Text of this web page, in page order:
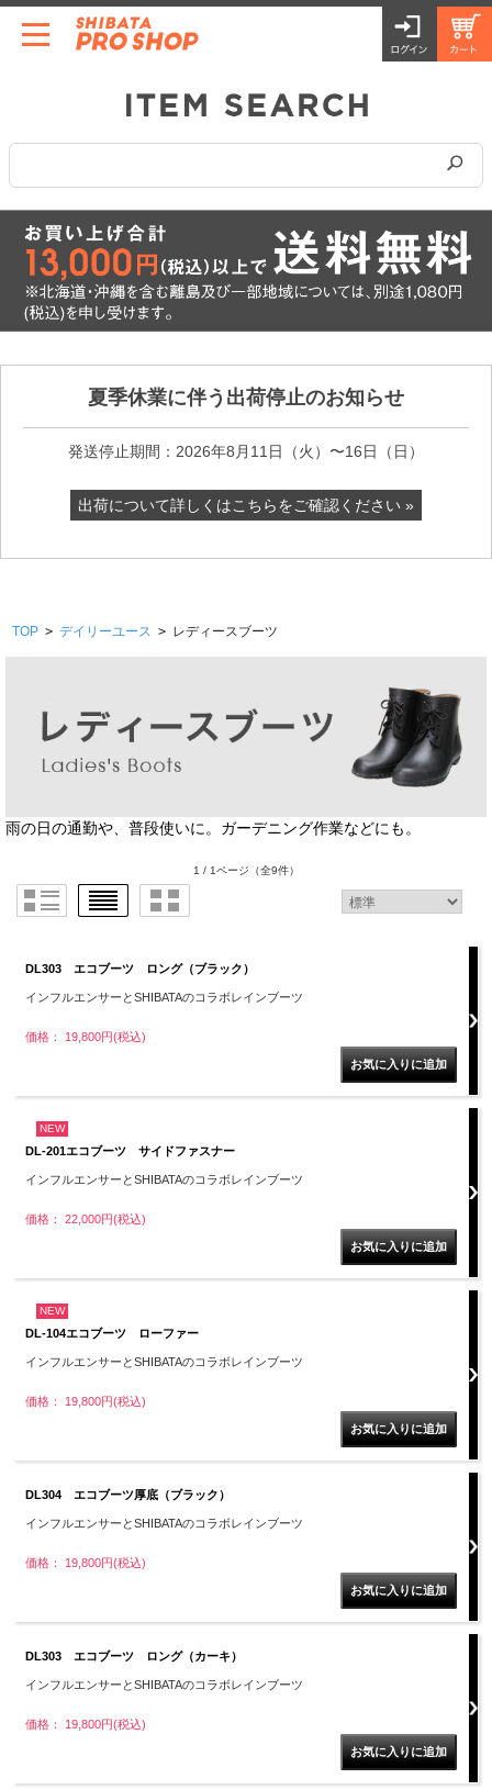
夏季休業に伴う出荷停止のお知らせ
発送停止期間：2026年8月11日（火）〜16日（日）
出荷について詳しくはこちらをご確認ください »
TOP > デイリーユース > レディースブーツ
雨の日の通勤や、普段使いに。ガーデニング作業などにも。
1 / 1ページ （全9件）
DL303 エコブーツ ロング（ブラック）
インフルエンサーとSHIBATAのコラボレインブーツ
価格： 19,800円(税込)
NEW
DL-201エコブーツ サイドファスナー
インフルエンサーとSHIBATAのコラボレインブーツ
価格： 22,000円(税込)
NEW
DL-104エコブーツ ローファー
インフルエンサーとSHIBATAのコラボレインブーツ
価格： 19,800円(税込)
DL304 エコブーツ厚底（ブラック）
インフルエンサーとSHIBATAのコラボレインブーツ
価格： 19,800円(税込)
DL303 エコブーツ ロング（カーキ）
インフルエンサーとSHIBATAのコラボレインブーツ
価格： 19,800円(税込)